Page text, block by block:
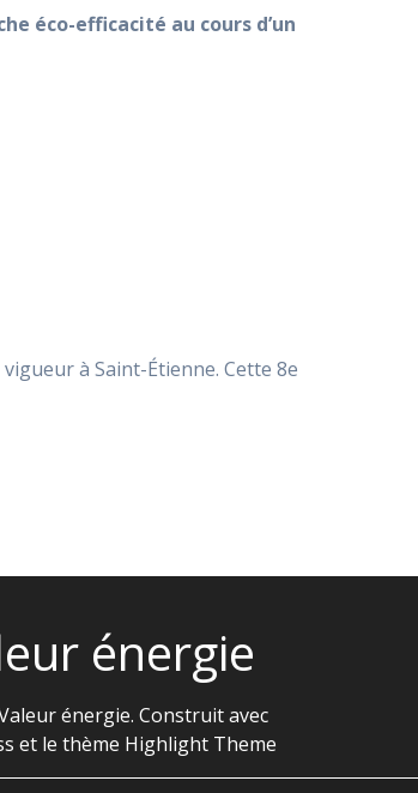
éco-efficacité au cours d’un
à Saint-Étienne. Cette 8e
énergie
énergie. Construit avec
et le thème Highlight Theme